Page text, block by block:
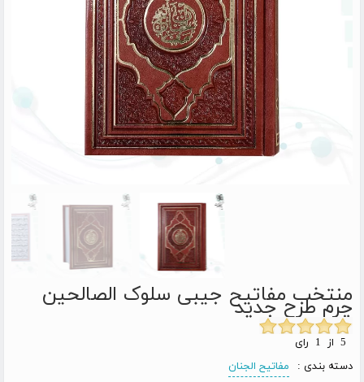
منتخب مفاتیح جیبی سلوک الصالحین
چرم طرح جدید
دسته بندی :
مفاتیح الجنان